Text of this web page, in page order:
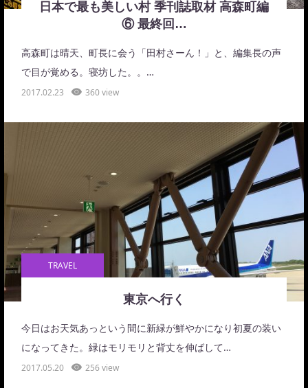
日本で最も美しい村 季刊誌取材 高森町編
⑥ 最終回…
高森町は晴天、町長に会う「田村さーん！」と、編集長の声
で目が覚める。寝坊した。。…
2017.02.23 360 view
TRAVEL
東京へ行く
今日はお天気あっという間に新緑が鮮やかになり初夏の装い
になってきた。緑はモリモリと背丈を伸ばして…
2017.05.20 256 view